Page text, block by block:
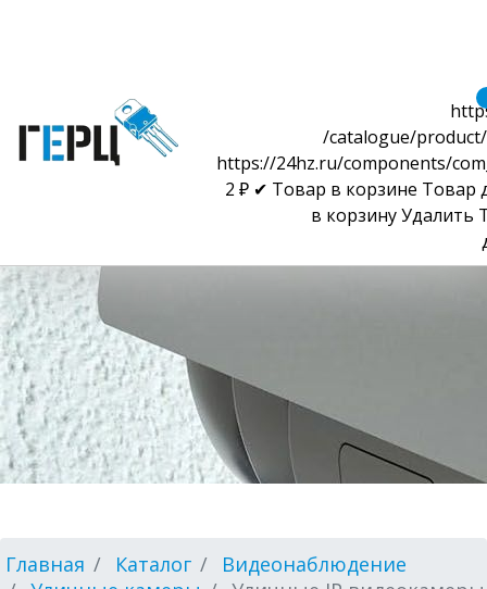
/catalogue/
https://24hz.ru/components/
2 ₽ ✔ Товар в корзине Товар
в корзинуУдалить
Главная Каталог
Видеонаблюдение